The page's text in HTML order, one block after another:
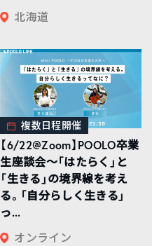
北海道
複数日程開催
【6/22@Zoom】POOLO卒業
生座談会〜「はたらく」と
「生きる」の境界線を考え
る。「自分らしく生きる」
っ...
オンライン